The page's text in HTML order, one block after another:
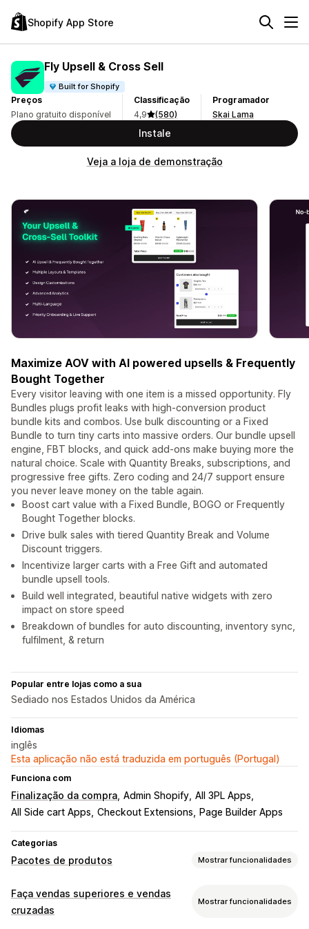
Shopify App Store
Fly Upsell & Cross Sell
Built for Shopify
Preços
Plano gratuito disponível
Classificação
4,9
(580)
Programador
Skai Lama
Instale
Veja a loja de demonstração
Maximize AOV with AI powered upsells & Frequently
Bought Together
Every visitor leaving with one item is a missed opportunity. Fly
Bundles plugs profit leaks with high-conversion product
bundle kits and combos. Use bulk discounting or a Fixed
Bundle to turn tiny carts into massive orders. Our bundle upsell
engine, FBT blocks, and quick add-ons make buying more the
natural choice. Scale with Quantity Breaks, subscriptions, and
progressive free gifts. Zero coding and 24/7 support ensure
you never leave money on the table again.
Boost cart value with a Fixed Bundle, BOGO or Frequently
Bought Together blocks.
Drive bulk sales with tiered Quantity Break and Volume
Discount triggers.
Incentivize larger carts with a Free Gift and automated
bundle upsell tools.
Build well integrated, beautiful native widgets with zero
impact on store speed
Breakdown of bundles for auto discounting, inventory sync,
fulfilment, & return
Popular entre lojas como a sua
Sediado nos Estados Unidos da América
Idiomas
inglês
Esta aplicação não está traduzida em português (Portugal)
Funciona com
Finalização da compra Admin Shopify All 3PL Apps
All Side cart Apps Checkout Extensions Page Builder Apps
Categorias
Pacotes de produtos Mostrar funcionalidades
Tipos de pacotes
Pacotes fixos
Faça vendas superiores e vendas
cruzadas
Mostrar funcionalidades